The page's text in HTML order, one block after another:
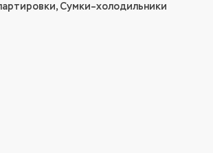
Сумки–холодильники